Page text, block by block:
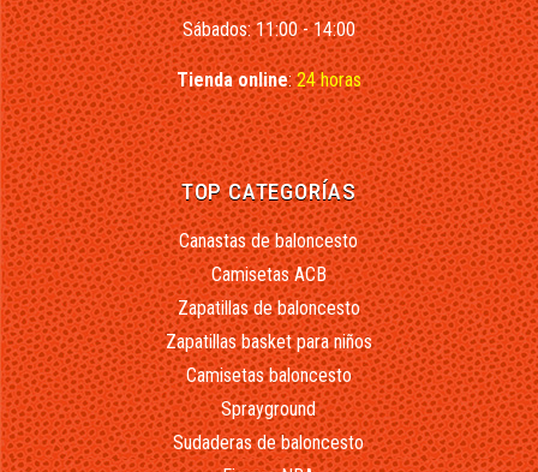
Sábados: 11:00 - 14:00
Tienda online:24 horas
TOP CATEGORÍAS
Canastas de baloncesto
Camisetas ACB
Zapatillas de baloncesto
Zapatillas basket para niños
Camisetas baloncesto
Sprayground
Sudaderas de baloncesto